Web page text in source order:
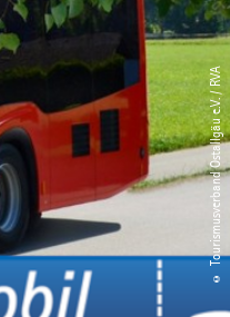
© Tourismusverband Ostallgäu e.V. / RVA